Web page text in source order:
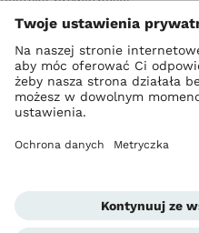
Warunki korzystania ze strony
Metryczka
Compliance
Jednostka informowania o
Global Website
Warunki handlowe dla